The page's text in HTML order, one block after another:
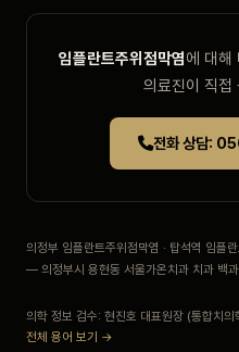
임플란트주위점막염에 대해
의료진이 직접
전화 상담:
의정부 임플란트주위점막염 · 탑석역 임플
— 의정부시 용현동 서울가온치과 치과 백
의학 정보 검수: 현진호 대표원장 (통합치
전체 용어 보기 →